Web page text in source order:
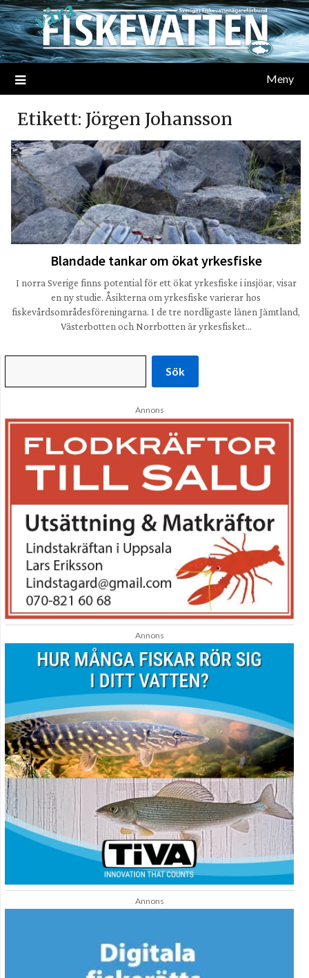
Meny
Etikett: Jörgen Johansson
Blandade tankar om ökat yrkesfiske
I norra Sverige finns potential för ett ökat yrkesfiske i insjöar, visar
en ny studie. Åsikterna om yrkesfiske varierar hos
fiskevårdsområdesföreningarna. I de tre nordligaste länen Jämtland,
Västerbotten och Norrbotten är yrkesfisket…
Sök
Annons
Annons
Annons